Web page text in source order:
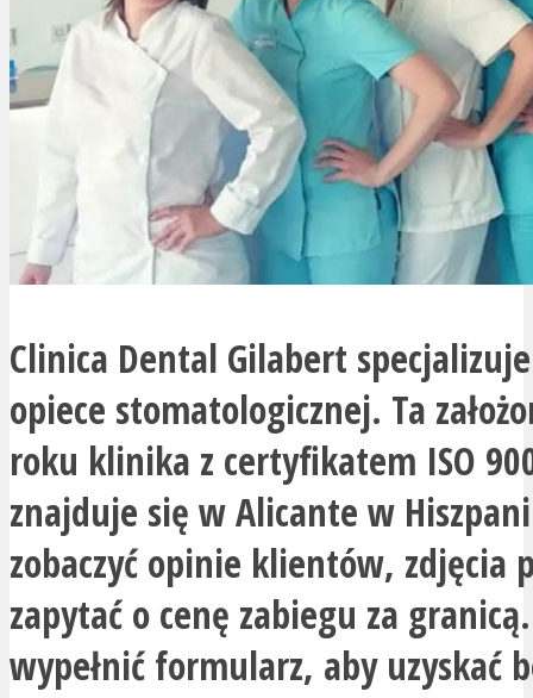
Clinica Dental Gilabert
opiece stomatologicznej. Ta
roku klinika z certyfikatem ISO
znajduje się w Alicante w
zobaczyć opinie klientów, zdjęcia
zapytać o cenę zabiegu za
wypełnić formularz, aby uzyskać